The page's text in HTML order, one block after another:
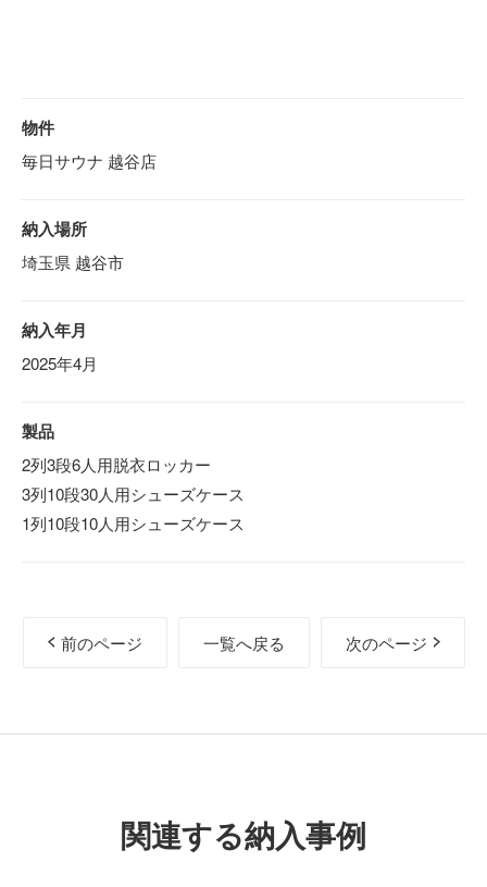
物件
毎日サウナ 越谷店
納入場所
埼玉県 越谷市
納入年月
2025年4月
製品
2列3段6人用脱衣ロッカー
3列10段30人用シューズケース
1列10段10人用シューズケース
前のページ 一覧へ戻る 次のページ
関連する納入事例